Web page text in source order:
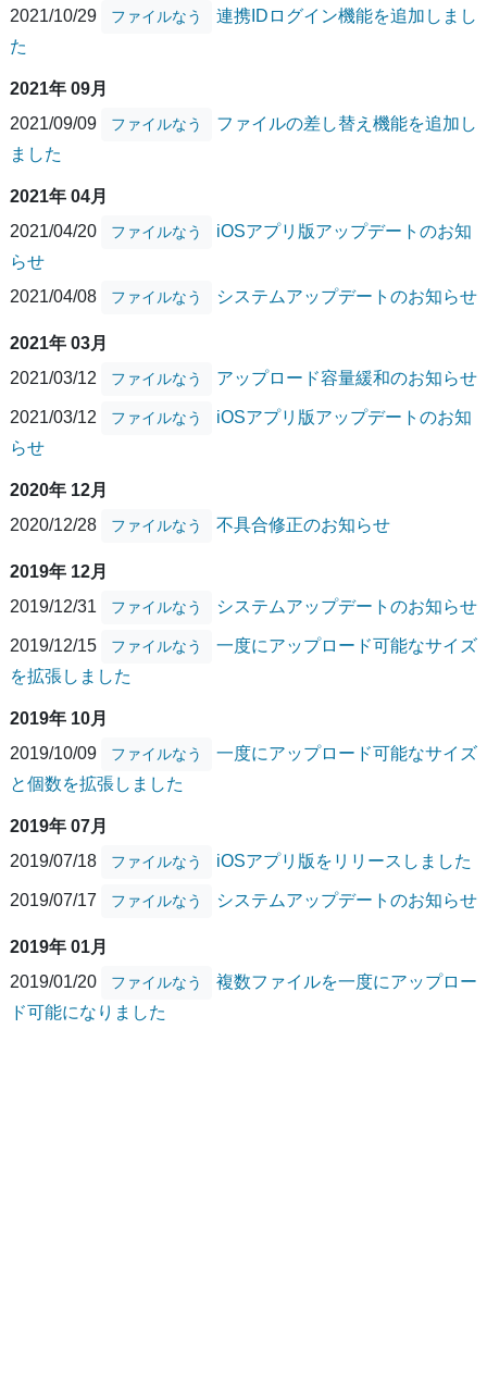
2021/10/29
ファイルなう
連携IDログイン機能を追加しまし
た
2021年 09月
2021/09/09
ファイルなう
ファイルの差し替え機能を追加し
ました
2021年 04月
2021/04/20
ファイルなう
iOSアプリ版アップデートのお知
らせ
2021/04/08
ファイルなう システムアップデートのお知らせ
2021年 03月
2021/03/12
ファイルなう アップロード容量緩和のお知らせ
2021/03/12 ファイルなう
iOSアプリ版アップデートのお知
らせ
2020年 12月
2020/12/28
ファイルなう 不具合修正のお知らせ
2019年 12月
2019/12/31
ファイルなう システムアップデートのお知らせ
2019/12/15 ファイルなう
一度にアップロード可能なサイズ
を拡張しました
2019年 10月
2019/10/09
ファイルなう
一度にアップロード可能なサイズ
と個数を拡張しました
2019年 07月
2019/07/18
ファイルなう iOSアプリ版をリリースしました
2019/07/17 ファイルなう システムアップデートのお知らせ
2019年 01月
2019/01/20
ファイルなう
複数ファイルを一度にアップロー
ド可能になりました